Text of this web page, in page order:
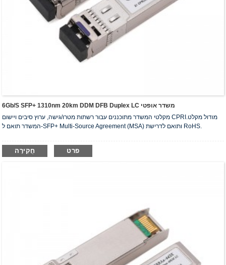
6Gb/s SFP+ 1310nm 20km DDM DFB Duplex LC משדר אופטי
מקלטי המשדר מתוכננים עבור רשתות מטרו/גישה, ערוץ סיבים ויישום CPRI.מודול מקלט
המשדר תואם ל-SFP+ Multi-Source Agreement (MSA) ותואם לדרישת RoHS.
חֲקִירָה פרט